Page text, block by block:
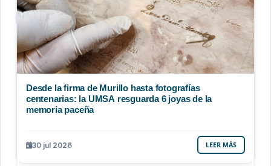
Desde la firma de Murillo hasta fotografías
centenarias: la UMSA resguarda 6 joyas de la
memoria paceña
30 jul 2026 LEER MÁS